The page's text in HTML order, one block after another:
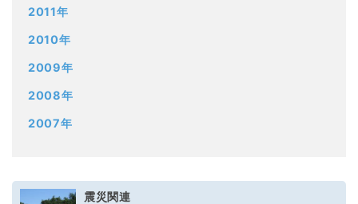
2011年
2010年
2009年
2008年
2007年
震災関連